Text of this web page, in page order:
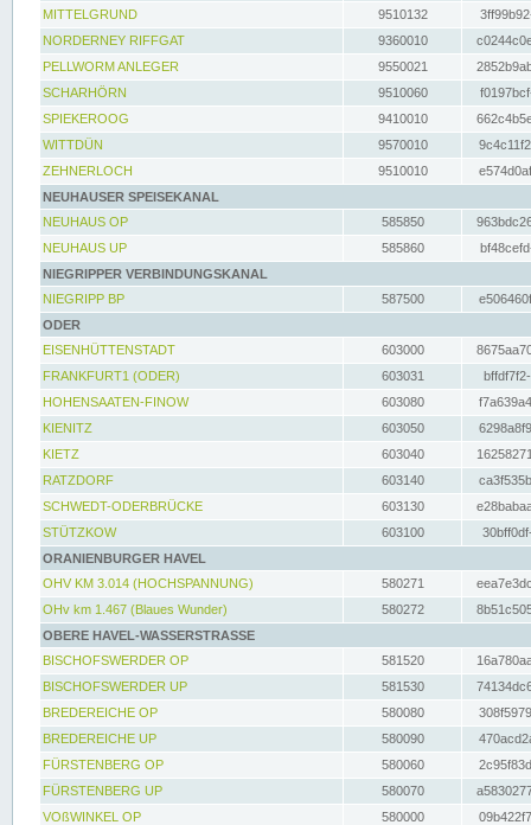
MITTELGRUND
9510132
NORDERNEY RIFFGAT
9360010
PELLWORM ANLEGER
9550021
SCHARHÖRN
9510060
SPIEKEROOG
9410010
WITTDÜN
9570010
ZEHNERLOCH
9510010
NEUHAUSER SPEISEKANAL
NEUHAUS OP
585850
NEUHAUS UP
585860
NIEGRIPPER VERBINDUNGSKANAL
NIEGRIPP BP
587500
ODER
EISENHÜTTENSTADT
603000
FRANKFURT1 (ODER)
603031
HOHENSAATEN-FINOW
603080
KIENITZ
603050
KIETZ
603040
RATZDORF
603140
SCHWEDT-ODERBRÜCKE
603130
STÜTZKOW
603100
ORANIENBURGER HAVEL
OHV KM 3.014 (HOCHSPANNUNG)
580271
OHv km 1.467 (Blaues Wunder)
580272
OBERE HAVEL-WASSERSTRASSE
BISCHOFSWERDER OP
581520
BISCHOFSWERDER UP
581530
BREDEREICHE OP
580080
BREDEREICHE UP
580090
FÜRSTENBERG OP
580060
FÜRSTENBERG UP
580070
VOßWINKEL OP
580000